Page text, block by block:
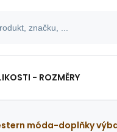
- ROZMĚRY
móda-doplňky